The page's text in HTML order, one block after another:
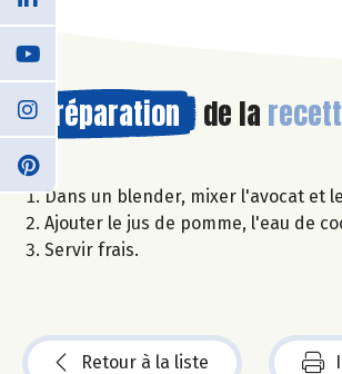
Préparation de la
Dans un blender, mixer l'avocat et
Ajouter le jus de pomme, l'eau de
Servir frais.
Retour à la liste